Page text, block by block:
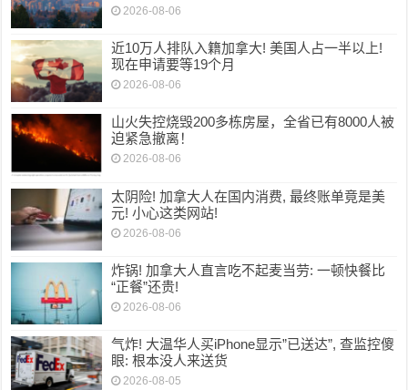
2026-08-06
近10万人排队入籍加拿大! 美国人占一半以上!
现在申请要等19个月
2026-08-06
山火失控烧毁200多栋房屋，全省已有8000人被
迫紧急撤离！
2026-08-06
太阴险! 加拿大人在国内消费, 最终账单竟是美
元! 小心这类网站!
2026-08-06
炸锅! 加拿大人直言吃不起麦当劳: 一顿快餐比
“正餐”还贵!
2026-08-06
气炸! 大温华人买iPhone显示”已送达”, 查监控傻
眼: 根本没人来送货
2026-08-05